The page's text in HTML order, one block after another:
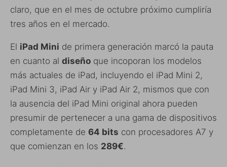
claro, que en el mes de octubre próximo cumpliría
tres años en el mercado.
El iPad Mini de primera generación marcó la pauta
en cuanto al diseño que incoporan los modelos
más actuales de iPad, incluyendo el iPad Mini 2,
iPad Mini 3, iPad Air y iPad Air 2, mismos que con
la ausencia del iPad Mini original ahora pueden
presumir de pertenecer a una gama de dispositivos
completamente de 64 bits con procesadores A7 y
que comienzan en los 289€.